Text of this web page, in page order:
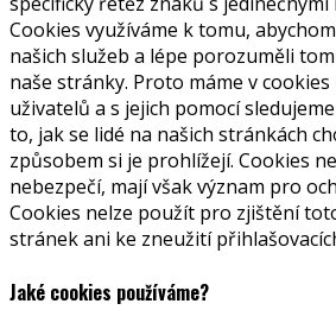
Cookies využíváme k tomu,
našich služeb a lépe porozuměli
naše stránky. Proto máme v
uživatelů a s jejich pomocí
to, jak se lidé na našich stránkách
způsobem si je prohlížejí. Cookies
nebezpečí, mají však význam pro
Cookies nelze použít pro zjištění
stránek ani ke zneužití
Jaké cookies používáme?